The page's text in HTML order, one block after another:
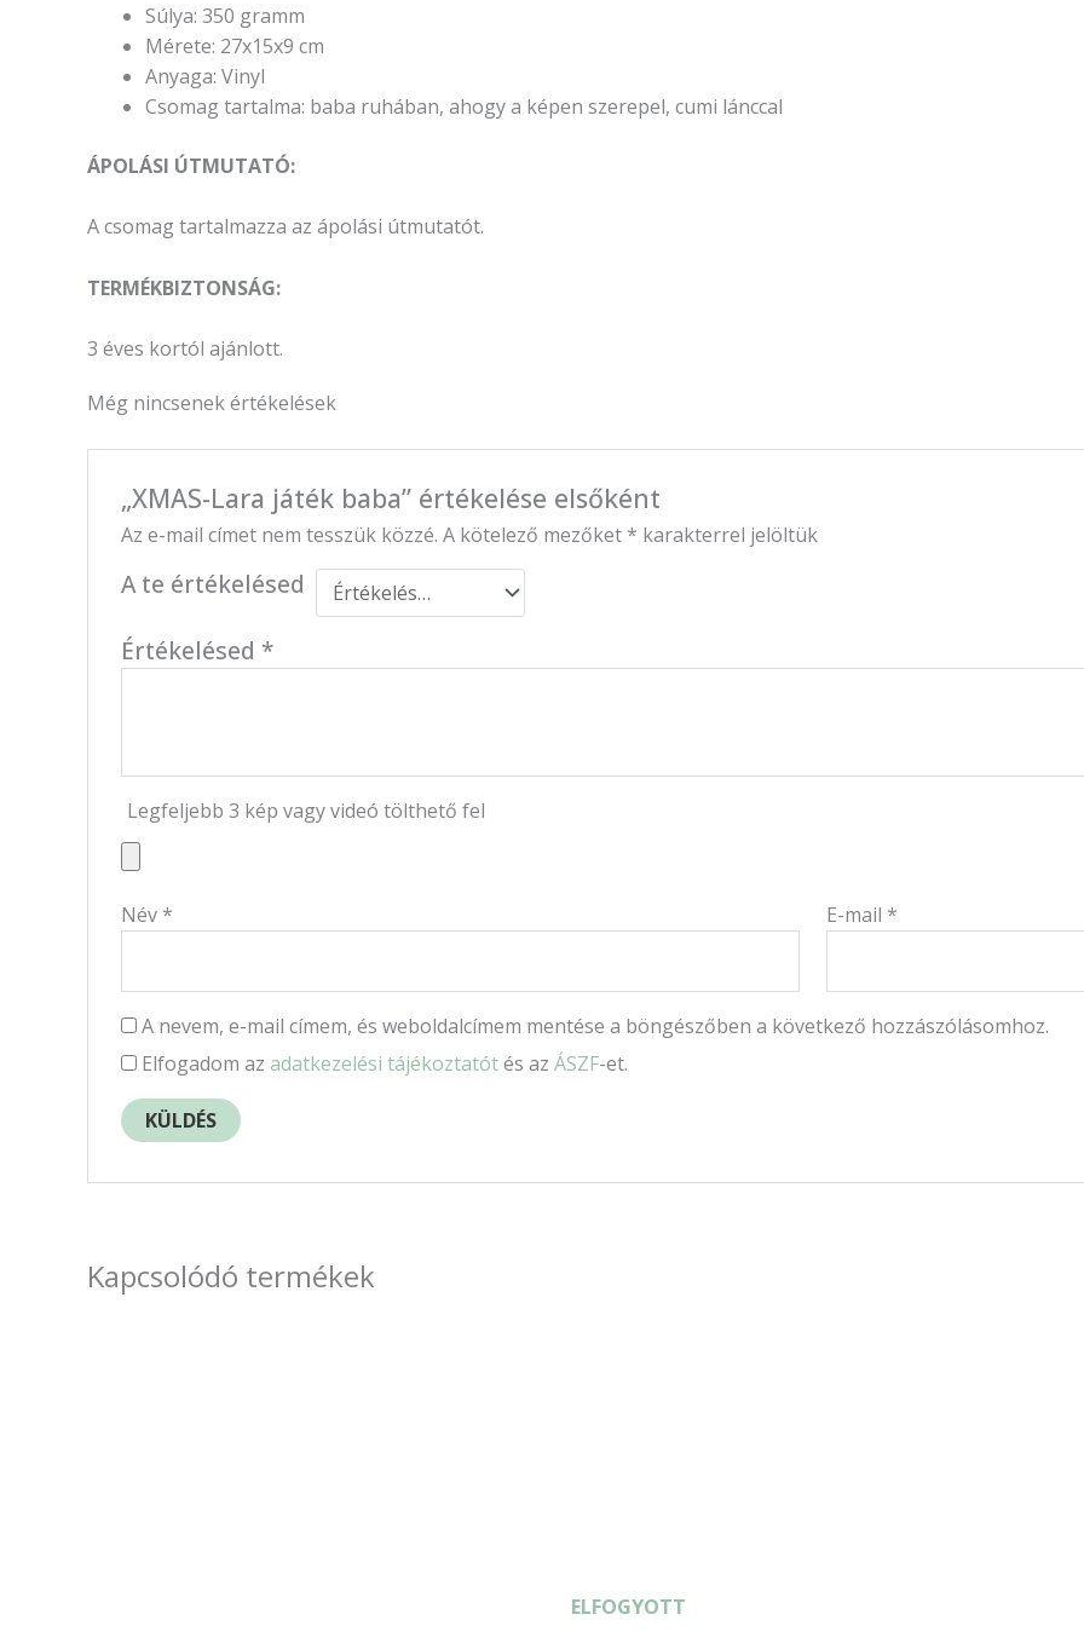
Súlya: 350 gramm
Mérete: 27x15x9 cm
Anyaga: Vinyl
Csomag tartalma: baba ruhában, ahogy a képen szerepel, cumi lánccal
ÁPOLÁSI ÚTMUTATÓ:
A csomag tartalmazza az ápolási útmutatót.
TERMÉKBIZTONSÁG:
3 éves kortól ajánlott.
Még nincsenek értékelések
„XMAS-Lara játék baba” értékelése elsőként
Az e-mail címet nem tesszük közzé. A kötelező mezőket * karakterrel jelöltük
A te értékelésed
Értékelésed *
Legfeljebb 3 kép vagy videó tölthető fel
Név * E-mail *
A nevem, e-mail címem, és weboldalcímem mentése a böngészőben a következő hozzászólásomhoz.
Elfogadom az adatkezelési tájékoztatótés az ÁSZF-et.
Kapcsolódó termékek
ELFOGYOTT